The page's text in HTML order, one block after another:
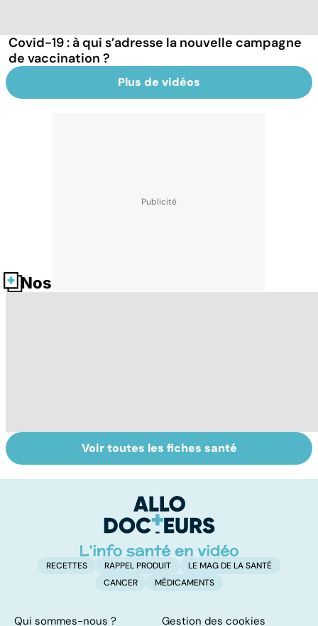
Covid-19 : à qui s’adresse la nouvelle campagne
de vaccination ?
Plus de vidéos
Nos fiches santé
Tout savoir sur
les infections
Inflammation des
amygdales : que
d'angine ?
Voir toutes les fiches santé
RECETTES RAPPEL PRODUIT
LE MAG DE LA SANTÉ
CANCER
MÉDICAMENTS
Qui sommes-nous ? Gestion des cookies